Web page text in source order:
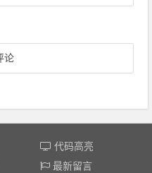
代码高亮
最新留言